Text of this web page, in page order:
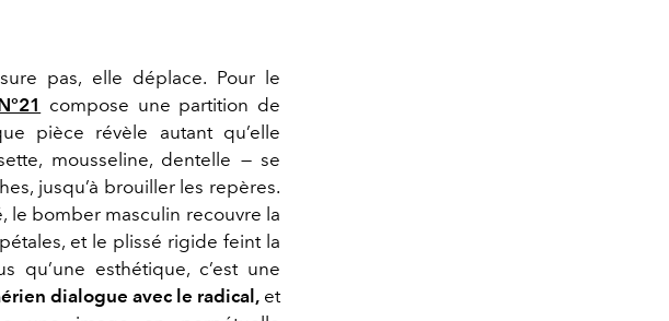
pas, elle déplace. Pour le
compose une partition de
pièce révèle autant qu’elle
mousseline, dentelle — se
jusqu’à brouiller les repères.
le bomber masculin recouvre la
et le plissé rigide feint la
qu’une esthétique, c’est une
dialogue avec le radical,et